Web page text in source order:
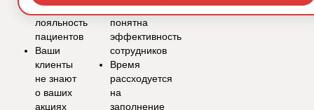
Падает
лояльность
пациентов
Ваши
клиенты
не знают
о ваших
акциях
Не
понятна
эффективность
сотрудников
Время
рассходуется
на
заполнение